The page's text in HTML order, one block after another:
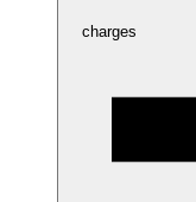
charges